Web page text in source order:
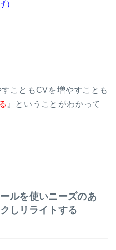
）
こともCVを増やすことも
』ということがわかって
ルを使いニーズのあ
しリライトする